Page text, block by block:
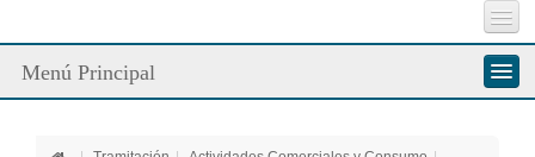
Perfil del Contratante
Incidencias Vía Pública
Menú Principal